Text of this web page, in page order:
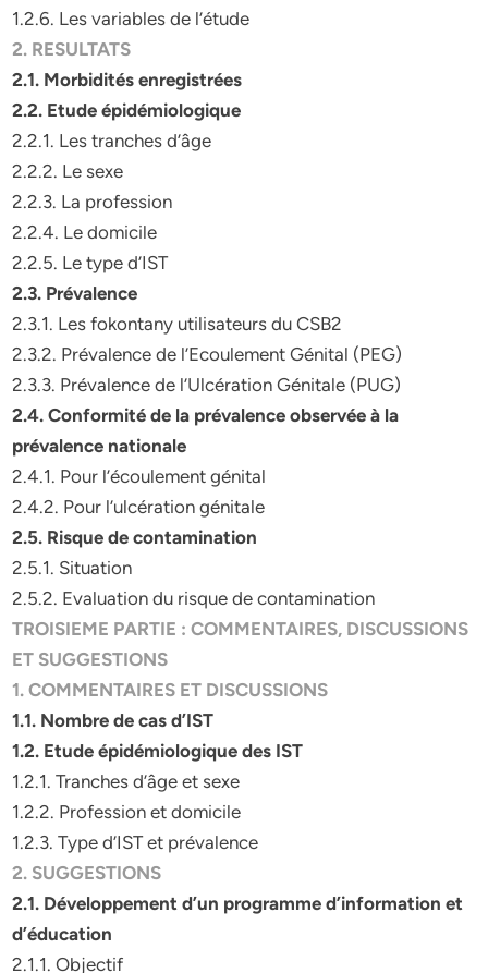
1.2.6. Les variables de l’étude
2. RESULTATS
2.1. Morbidités enregistrées
2.2. Etude épidémiologique
2.2.1. Les tranches d’âge
2.2.2. Le sexe
2.2.3. La profession
2.2.4. Le domicile
2.2.5. Le type d’IST
2.3. Prévalence
2.3.1. Les fokontany utilisateurs du CSB2
2.3.2. Prévalence de l’Ecoulement Génital (PEG)
2.3.3. Prévalence de l’Ulcération Génitale (PUG)
2.4. Conformité de la prévalence observée à la
prévalence nationale
2.4.1. Pour l’écoulement génital
2.4.2. Pour l’ulcération génitale
2.5. Risque de contamination
2.5.1. Situation
2.5.2. Evaluation du risque de contamination
TROISIEME PARTIE : COMMENTAIRES, DISCUSSIONS
ET SUGGESTIONS
1. COMMENTAIRES ET DISCUSSIONS
1.1. Nombre de cas d’IST
1.2. Etude épidémiologique des IST
1.2.1. Tranches d’âge et sexe
1.2.2. Profession et domicile
1.2.3. Type d’IST et prévalence
2. SUGGESTIONS
2.1. Développement d’un programme d’information et
d’éducation
2.1.1. Objectif